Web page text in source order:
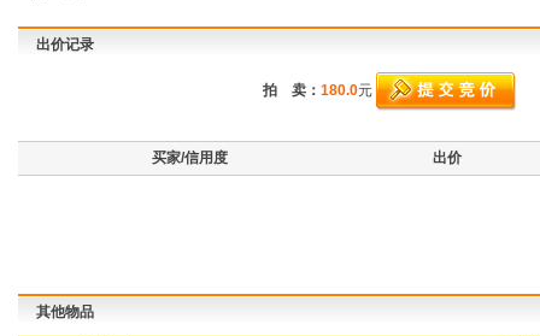
出价记录
拍 卖： 180.0元
买家/信用度 出价
其他物品